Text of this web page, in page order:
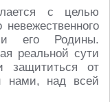
с целью
невежественного
его Родины.
реальной сути
защититься от
нами, над всей